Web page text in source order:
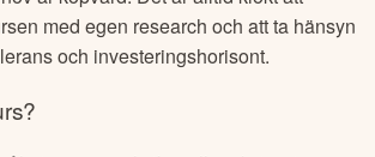
med egen research och att ta hänsyn
och investeringshorisont.